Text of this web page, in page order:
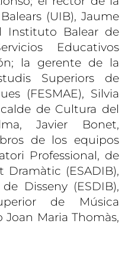
(UIB), Jaume
Balear de
Educativos
la gerente de la
Superiors de
(FESMAE), Silvia
de Cultura del
Javier Bonet,
de los equipos
Professional, de
Dramàtic (ESADIB),
Disseny (ESDIB),
de Música
Maria Thomàs,